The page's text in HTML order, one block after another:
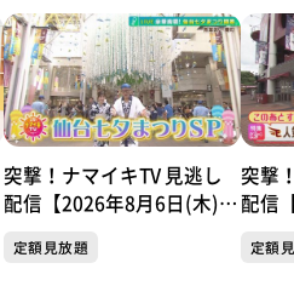
突撃！ナマイキTV 見逃し
配信【2026年8月6日(木)放
定額見放題
突撃
配信
定額